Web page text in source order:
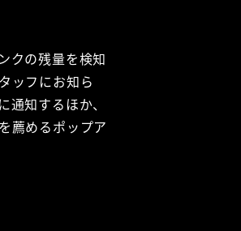
クの残量を検知
ッフにお知ら
知するほか、
薦めるポップア